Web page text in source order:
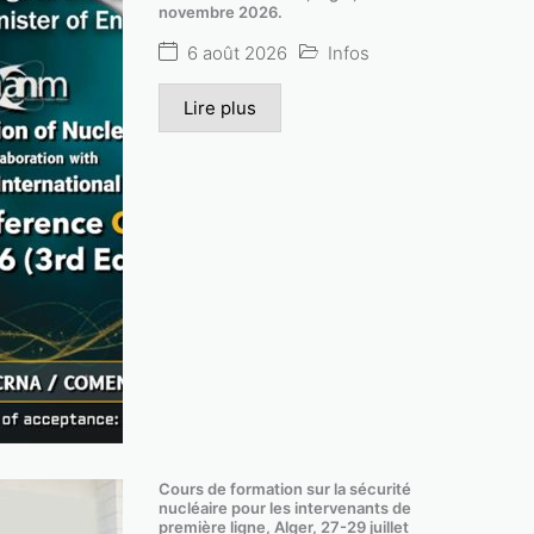
réunion du conseil d’administration du
l’énergie atomique en session ordinaire .
novembre 2026.
6 août 2026 Infos
Lire plus
Cours de formation sur la sécurité
nucléaire pour les intervenants de
première ligne, Alger, 27-29 juillet